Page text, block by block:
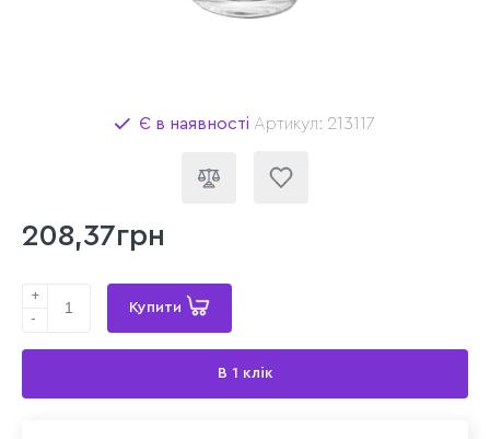
Є в наявності Артикул: 213117
208,37грн
+
-
Купити
В 1 клік